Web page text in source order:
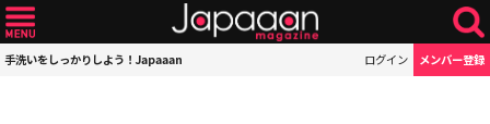
手洗いをしっかりしよう！Japaaan ログイン メンバー登録